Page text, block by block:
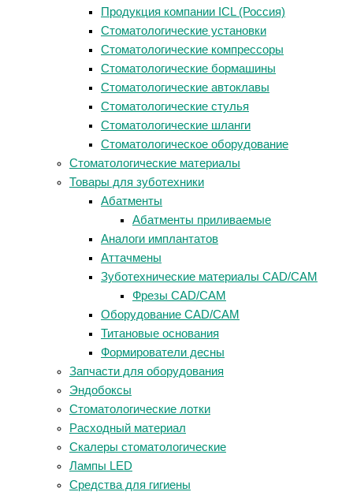
Продукция компании ICL (Россия)
Стоматологические установки
Стоматологические компрессоры
Стоматологические бормашины
Стоматологические автоклавы
Стоматологические стулья
Стоматологические шланги
Стоматологическое оборудование
Стоматологические материалы
Товары для зуботехники
Абатменты
Абатменты приливаемые
Аналоги имплантатов
Аттачмены
Зуботехнические материалы CAD/CAM
Фрезы CAD/CAM
Оборудование CAD/CAM
Титановые основания
Формирователи десны
Запчасти для оборудования
Эндобоксы
Стоматологические лотки
Расходный материал
Скалеры стоматологические
Лампы LED
Средства для гигиены